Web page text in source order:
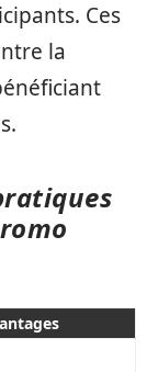
Ces
la